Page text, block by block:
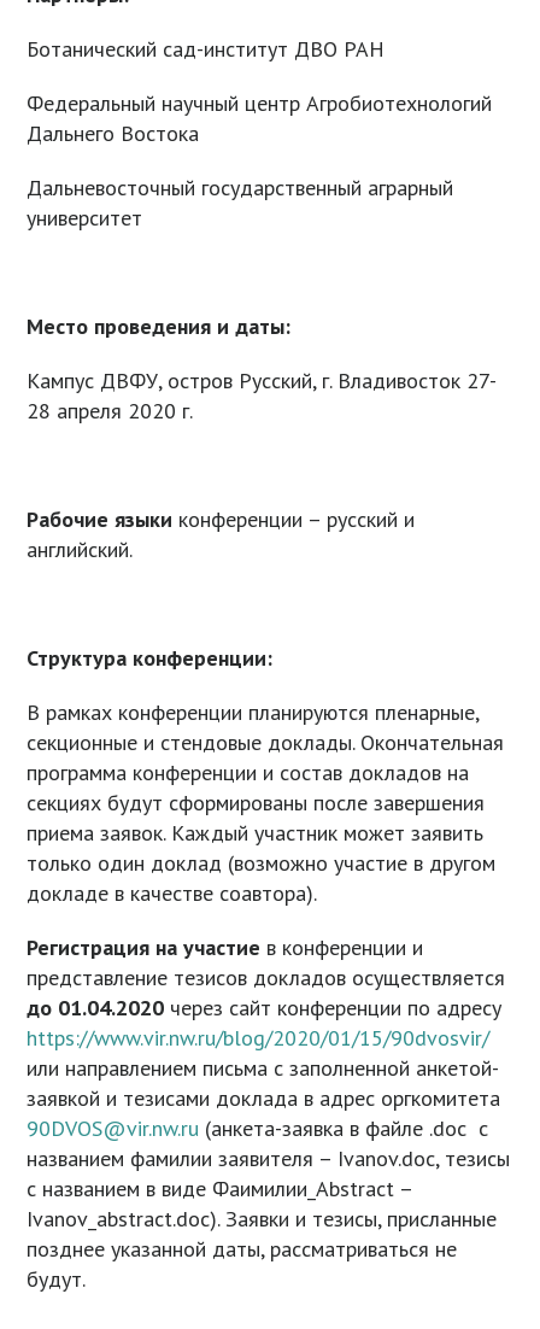
Ботанический сад-институт ДВО РАН
Федеральный научный центр Агробиотехнологий
Дальнего Востока
Дальневосточный государственный аграрный
университет
Место проведения и даты:
Кампус ДВФУ, остров Русский, г. Владивосток 27-
28 апреля 2020 г.
Рабочие языки конференции – русский и
английский.
Структура конференции:
В рамках конференции планируются пленарные,
секционные и стендовые доклады. Окончательная
программа конференции и состав докладов на
секциях будут сформированы после завершения
приема заявок. Каждый участник может заявить
только один доклад (возможно участие в другом
докладе в качестве соавтора).
Регистрация на участие в конференции и
представление тезисов докладов осуществляется
до 01.04.2020 через сайт конференции по адресу
https://www.vir.nw.ru/blog/2020/01/15/90dvosvir/
или направлением письма с заполненной анкетой-
заявкой и тезисами доклада в адрес оргкомитета
90DVOS@vir.nw.ru (анкета-заявка в файле .doc с
названием фамилии заявителя – Ivanov.doc, тезисы
c названием в виде Фаимилии_Abstract –
Ivanov_abstract.doc). Заявки и тезисы, присланные
позднее указанной даты, рассматриваться не
будут.